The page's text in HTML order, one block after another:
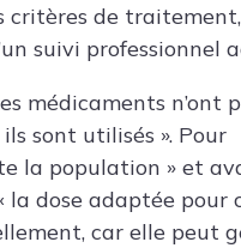
critères de
suivi professionnel
médicaments n’ont
sont utilisés ». Pour
la population » et
la dose adaptée pour
car elle peut